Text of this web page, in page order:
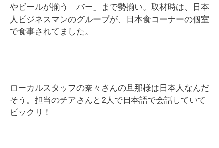
やビールが揃う「バー」まで勢揃い。取材時は、日本
人ビジネスマンのグループが、日本食コーナーの個室
で食事されてました。
ローカルスタッフの奈々さんの旦那様は日本人なんだ
そう。担当のチアさんと2人で日本語で会話していて
ビックリ！